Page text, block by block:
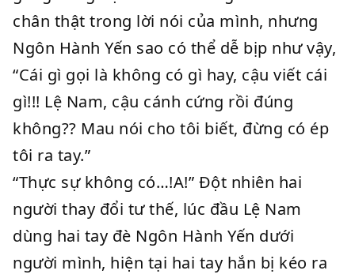
chân thật trong lời nói của mình, nhưng
Ngôn Hành Yến sao có thể dễ bịp như vậy,
“Cái gì gọi là không có gì hay, cậu viết cái
gì!!! Lệ Nam, cậu cánh cứng rồi đúng
không?? Mau nói cho tôi biết, đừng có ép
tôi ra tay.”
“Thực sự không có…!A!” Đột nhiên hai
người thay đổi tư thế, lúc đầu Lệ Nam
dùng hai tay đè Ngôn Hành Yến dưới
người mình, hiện tại hai tay hắn bị kéo ra